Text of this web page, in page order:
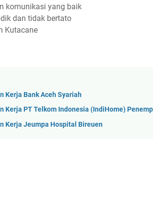
komunikasi yang baik
dan tidak bertato
Kutacane
Kerja Bank Aceh Syariah
Kerja PT Telkom Indonesia (IndiHome)
Kerja Jeumpa Hospital Bireuen